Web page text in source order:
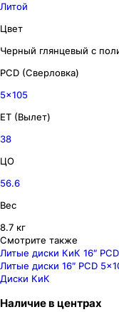
Литой
Цвет
Черный глянцевый с
PCD (Сверловка)
5x105
ET (Вылет)
38
ЦО
56.6
Вес
8.7 кг
Смотрите также
Литые диски КиК 16″
Литые диски 16″ PCD
Диски КиК
Наличиев центрах